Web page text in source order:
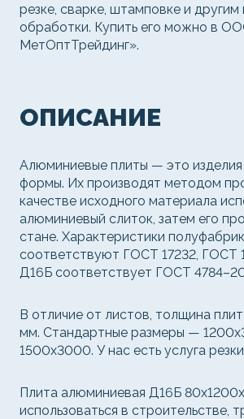
резке, сварке, штамповке и другим
обработки. Купить его можно в
МетОптТрейдинг».
ОПИСАНИЕ
Алюминиевые плиты — это изделия
формы. Их производят методом
качестве исходного материала
алюминиевый слиток, затем его
стане. Характеристики
соответствуют ГОСТ 17232, ГОСТ
Д16Б соответствует ГОСТ
В отличие от листов, толщина
мм. Стандартные размеры —
1500x3000. У нас есть услуга
Плита алюминиевая Д16Б
использоваться в строительстве,